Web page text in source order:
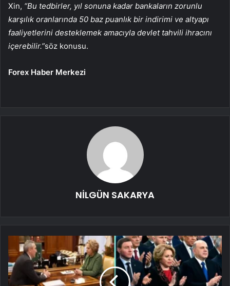
Xin, “Bu tedbirler, yıl sonuna kadar bankaların zorunlu
karşılık oranlarında 50 baz puanlık bir indirimi ve altyapı
faaliyetlerini desteklemek amacıyla devlet tahvili ihracını
içerebilir.”söz konusu.
Forex Haber Merkezi
NİLGÜN SAKARYA